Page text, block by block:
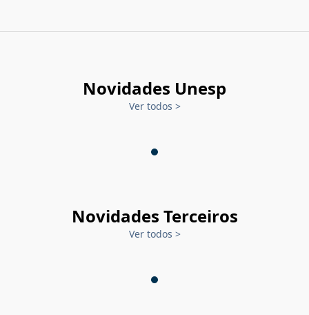
Novidades Unesp
Ver todos >
Novidades Terceiros
Ver todos >